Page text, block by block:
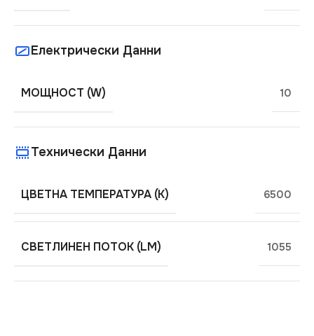
Електрически Данни
МОЩНОСТ (W) 10
Технически Данни
ЦВЕТНА ТЕМПЕРАТУРА (K) 6500
СВЕТЛИНЕН ПОТОК (LM) 1055